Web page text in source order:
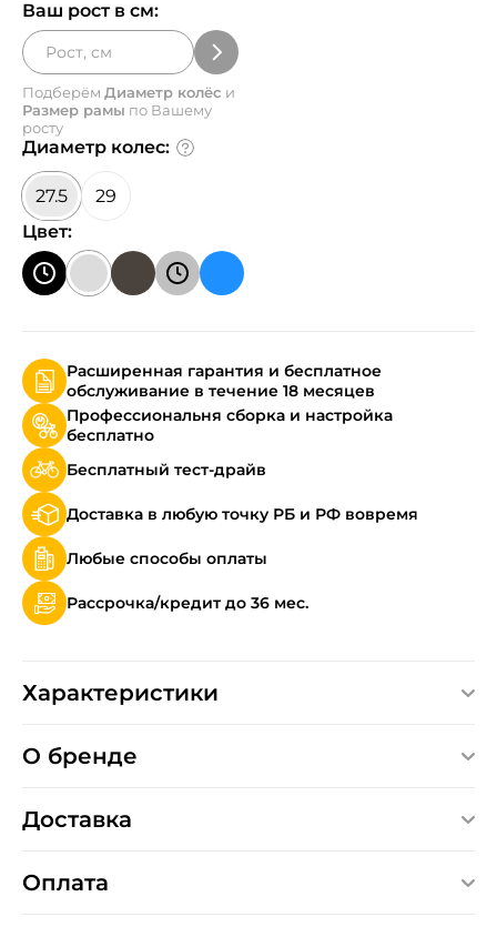
Ваш рост в см:
Подберём Диаметр колёс и
Размер рамы по Вашему
росту
Диаметр колес:
27.5
29
Цвет:
Расширенная гарантия и бесплатное
обслуживание в течение 18 месяцев
Профессиональня сборка и настройка
бесплатно
Бесплатный тест-драйв
Доставка в любую точку РБ и РФ вовремя
Любые способы оплаты
Рассрочка/кредит до 36 мес.
Характеристики
О бренде
Доставка
Оплата